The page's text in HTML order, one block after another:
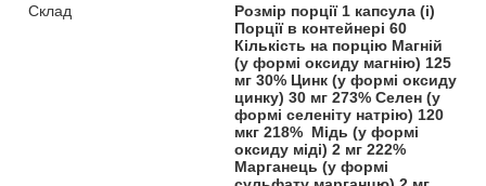
Склад
Розмір порції 1 капсула (і)
Порції в контейнері 60
Кількість на порцію Магній
(у формі оксиду магнію) 125
мг 30% Цинк (у формі оксиду
цинку) 30 мг 273% Селен (у
формі селеніту натрію) 120
мкг 218% Мідь (у формі
оксиду міді) 2 мг 222%
Марганець (у формі